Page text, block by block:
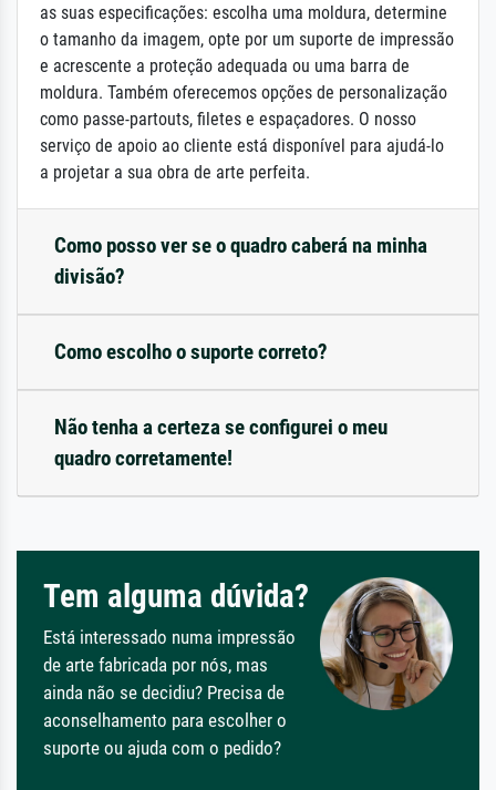
as suas especificações: escolha uma moldura, determine
o tamanho da imagem, opte por um suporte de impressão
e acrescente a proteção adequada ou uma barra de
moldura. Também oferecemos opções de personalização
como passe-partouts, filetes e espaçadores. O nosso
serviço de apoio ao cliente está disponível para ajudá-lo
a projetar a sua obra de arte perfeita.
Como posso ver se o quadro caberá na minha
divisão?
Como escolho o suporte correto?
Não tenha a certeza se configurei o meu
quadro corretamente!
Tem alguma dúvida?
Está interessado numa impressão
de arte fabricada por nós, mas
ainda não se decidiu? Precisa de
aconselhamento para escolher o
suporte ou ajuda com o pedido?